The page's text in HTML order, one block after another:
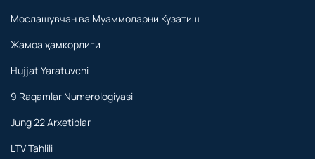
Мослашувчан ва Муаммоларни Кузатиш
Жамоа ҳамкорлиги
Hujjat Yaratuvchi
9 Raqamlar Numerologiyasi
Jung 22 Arxetiplar
LTV Tahlili